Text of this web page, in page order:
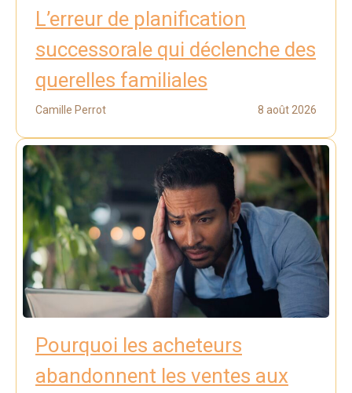
L’erreur de planification
successorale qui déclenche des
querelles familiales
Camille Perrot 8 août 2026
Pourquoi les acheteurs
abandonnent les ventes aux